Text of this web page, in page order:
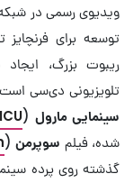
ویدیوی رسمی در
توسعه برای
ریبوت بزرگ،
تلویزیونی دی‌سی است
سینمایی مارول (
شده، فیلم سوپرمن(
گذشته روی پرده